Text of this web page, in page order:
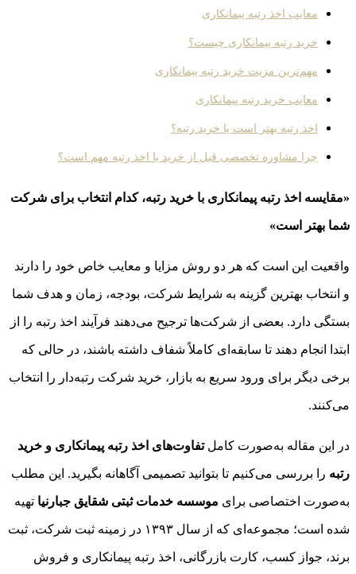
معایب اخذ رتبه پیمانکاری
خرید رتبه پیمانکاری چیست؟
مهم‌ترین مزیت خرید رتبه پیمانکاری
معایب خرید رتبه پیمانکاری
اخذ رتبه بهتر است یا خرید رتبه؟
چرا مشاوره تخصصی قبل از خرید یا اخذ رتبه مهم است؟
«مقایسه اخذ رتبه پیمانکاری با خرید رتبه، کدام انتخاب برای شرکت
شما بهتر است»
واقعیت این است که هر دو روش مزایا و معایب خاص خود را دارند
و انتخاب بهترین گزینه به شرایط شرکت، بودجه، زمان و هدف شما
بستگی دارد. بعضی از شرکت‌ها ترجیح می‌دهند فرآیند اخذ رتبه را از
ابتدا انجام دهند تا سابقه‌ای کاملاً شفاف داشته باشند، در حالی که
برخی دیگر برای ورود سریع به بازار، خرید شرکت رتبه‌دار را انتخاب
می‌کنند.
در این مقاله به‌صورت کاملتفاوت‌های اخذ رتبه پیمانکاری و خرید
رتبه را بررسی می‌کنیم تا بتوانید تصمیمی آگاهانه بگیرید. این مطلب
به‌صورت اختصاصی برای موسسه خدمات ثبتی شقایق جبارنیا تهیه
شده است؛ مجموعه‌ای که از سال ۱۳۹۳ در زمینه ثبت شرکت، ثبت
برند، جواز کسب، کارت بازرگانی، اخذ رتبه پیمانکاری و فروش